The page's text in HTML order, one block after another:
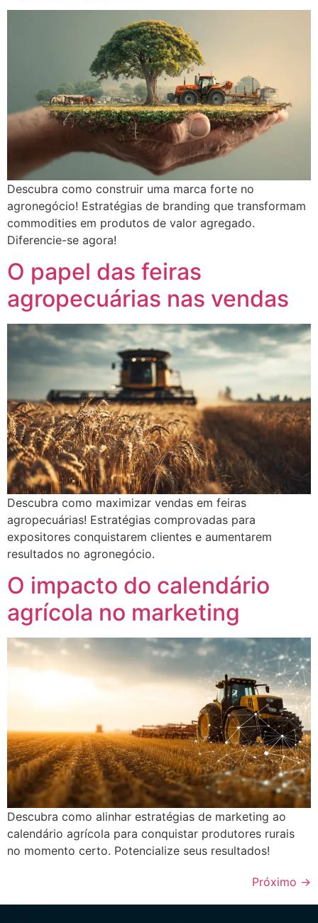
Descubra como construir uma marca forte no
agronegócio! Estratégias de branding que transformam
commodities em produtos de valor agregado.
Diferencie-se agora!
O papel das feiras
agropecuárias nas vendas
Descubra como maximizar vendas em feiras
agropecuárias! Estratégias comprovadas para
expositores conquistarem clientes e aumentarem
resultados no agronegócio.
O impacto do calendário
agrícola no marketing
Descubra como alinhar estratégias de marketing ao
calendário agrícola para conquistar produtores rurais
no momento certo. Potencialize seus resultados!
Próximo →